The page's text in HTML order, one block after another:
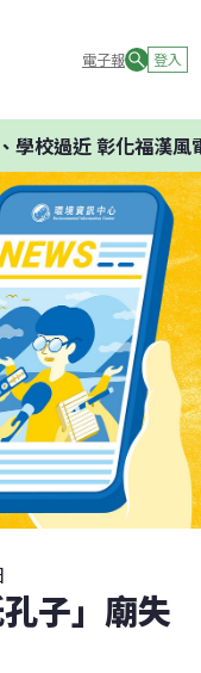
電子報 登入
校過近 彰化福漢風
子」廟失